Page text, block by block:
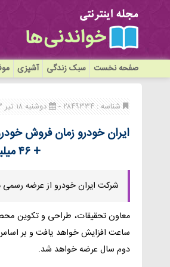
صفحه نخست سبک زندگی آشپزی
شناسه : ۲۸۴۹۳۳۴ - دوشنبه ۱۸ تیر ۱۴۰۳ ساعت ۱۳:۵۰
+ ۴۶ میلیون یورو (+عکس و مشخصات نهایی خودرو)
شرکت ایران خودرو از عرضه رسمی
دوم سال عرضه خواهد شد.